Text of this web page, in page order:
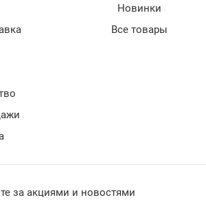
Новинки
Все товары
за акциями и новостями